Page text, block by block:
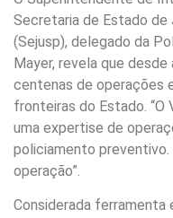
Secretaria de Estado de
(Sejusp), delegado da
Mayer, revela que
centenas de operações
fronteiras do Estado. “O
uma expertise de
policiamento
operação”.
Considerada ferramenta